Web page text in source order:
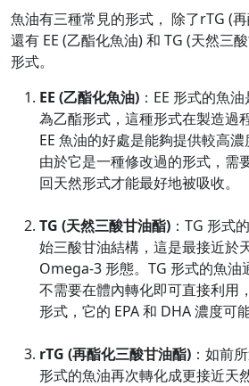
魚油有三種常見的形式， 除了rTG (
還有 EE (乙酯化魚油) 和 TG (天然三
形式。
EE (乙酯化魚油) ：EE 形式的魚
為乙酯形式，這種形式在製造過
EE 魚油的好處是能夠提供較高濃
由於它是一種修改過的形式，需
回天然形式才能最好地被吸收。
TG (天然三酸甘油酯) ：TG 形式
始三酸甘油結構，這是最接近於
Omega-3 形態。TG 形式的魚油
不需要在體內轉化即可直接利用
形式，它的 EPA 和 DHA 濃度可能
rTG (再酯化三酸甘油酯) ：如前
形式的魚油再次轉化成更接近天